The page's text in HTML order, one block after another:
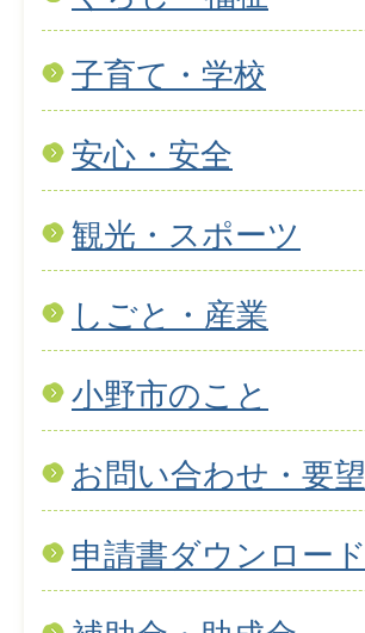
子育て・学校
安心・安全
観光・スポーツ
しごと・産業
小野市のこと
お問い合わせ・要望
申請書ダウンロード